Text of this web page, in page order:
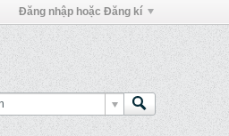
Đăng nhập hoặc Đăng kí